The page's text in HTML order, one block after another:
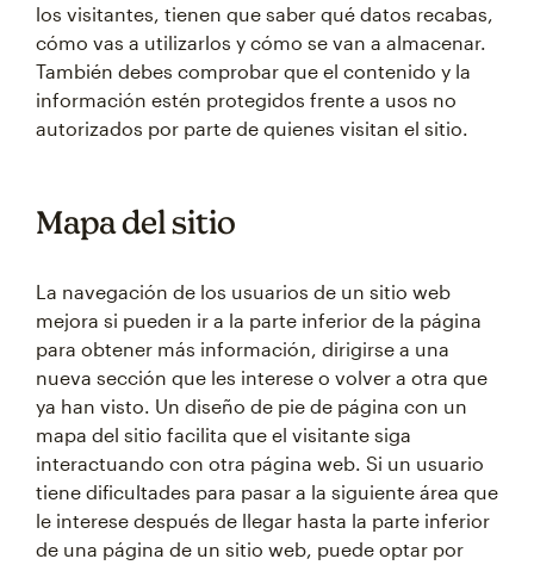
los visitantes, tienen que saber qué datos recabas,
cómo vas a utilizarlos y cómo se van a almacenar.
También debes comprobar que el contenido y la
información estén protegidos frente a usos no
autorizados por parte de quienes visitan el sitio.
Mapa del sitio
La navegación de los usuarios de un sitio web
mejora si pueden ir a la parte inferior de la página
para obtener más información, dirigirse a una
nueva sección que les interese o volver a otra que
ya han visto. Un diseño de pie de página con un
mapa del sitio facilita que el visitante siga
interactuando con otra página web. Si un usuario
tiene dificultades para pasar a la siguiente área que
le interese después de llegar hasta la parte inferior
de una página de un sitio web, puede optar por